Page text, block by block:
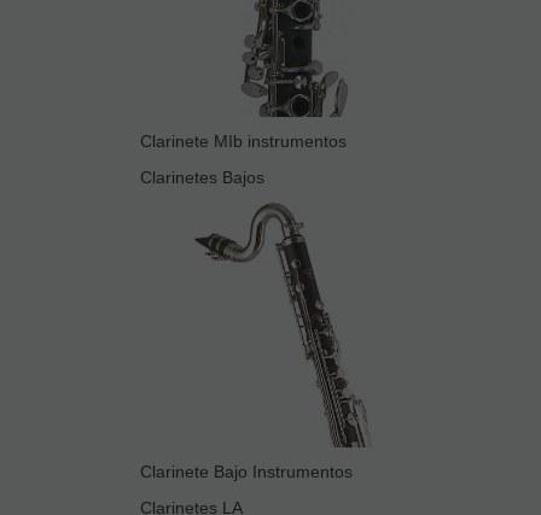
Clarinete MIb instrumentos
Clarinetes Bajos
Clarinete Bajo Instrumentos
Clarinetes LA